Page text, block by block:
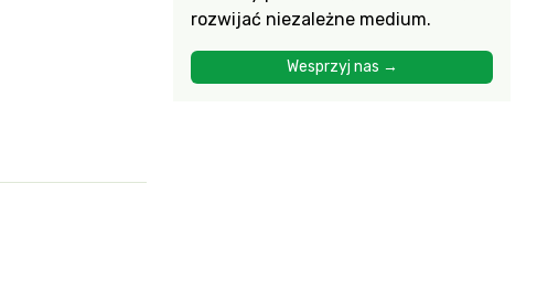
rozwijać niezależne medium.
Wesprzyj nas →